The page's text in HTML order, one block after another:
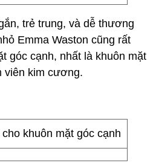
trẻ trung, và dễ thương
Emma Waston cũng rất
góc cạnh, nhất là khuôn mặt
viên kim cương.